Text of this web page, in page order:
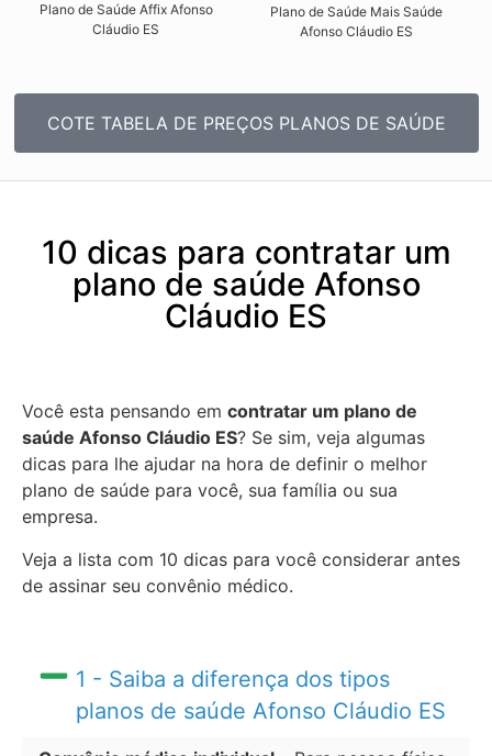
Plano de Saúde Affix Afonso
Cláudio ES​
Plano de Saúde Mais Saúde
Afonso Cláudio ES​
COTE TABELA DE PREÇOS PLANOS DE SAÚDE
10 dicas para contratar um
plano de saúde Afonso
Cláudio ES
Você esta pensando em contratar um plano de
saúde Afonso Cláudio ES? Se sim, veja algumas
dicas para lhe ajudar na hora de definir o melhor
plano de saúde para você, sua família ou sua
empresa.
Veja a lista com 10 dicas para você considerar antes
de assinar seu convênio médico.
1 - Saiba a diferença dos tipos
planos de saúde Afonso Cláudio ES